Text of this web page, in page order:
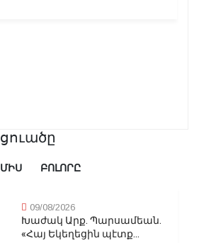
ԲՈԼՈՐԸ
09/08/2026
Խաժակ Արք. Պարսամեան.
«Հայ Եկեղեցին պէտք...